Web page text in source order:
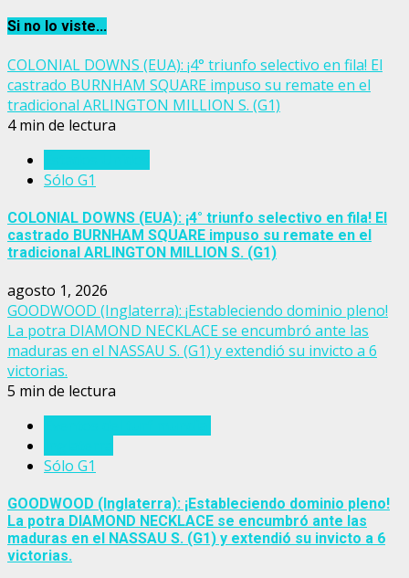
Si no lo viste...
COLONIAL DOWNS (EUA): ¡4° triunfo selectivo en fila! El
castrado BURNHAM SQUARE impuso su remate en el
tradicional ARLINGTON MILLION S. (G1)
4 min de lectura
Sólo G1
COLONIAL DOWNS (EUA): ¡4° triunfo selectivo en fila! El
castrado BURNHAM SQUARE impuso su remate en el
tradicional ARLINGTON MILLION S. (G1)
agosto 1, 2026
GOODWOOD (Inglaterra): ¡Estableciendo dominio pleno!
La potra DIAMOND NECKLACE se encumbró ante las
maduras en el NASSAU S. (G1) y extendió su invicto a 6
victorias.
5 min de lectura
Sólo G1
GOODWOOD (Inglaterra): ¡Estableciendo dominio pleno!
La potra DIAMOND NECKLACE se encumbró ante las
maduras en el NASSAU S. (G1) y extendió su invicto a 6
victorias.